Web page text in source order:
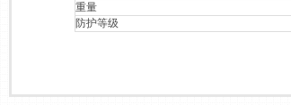
重量
防护等级